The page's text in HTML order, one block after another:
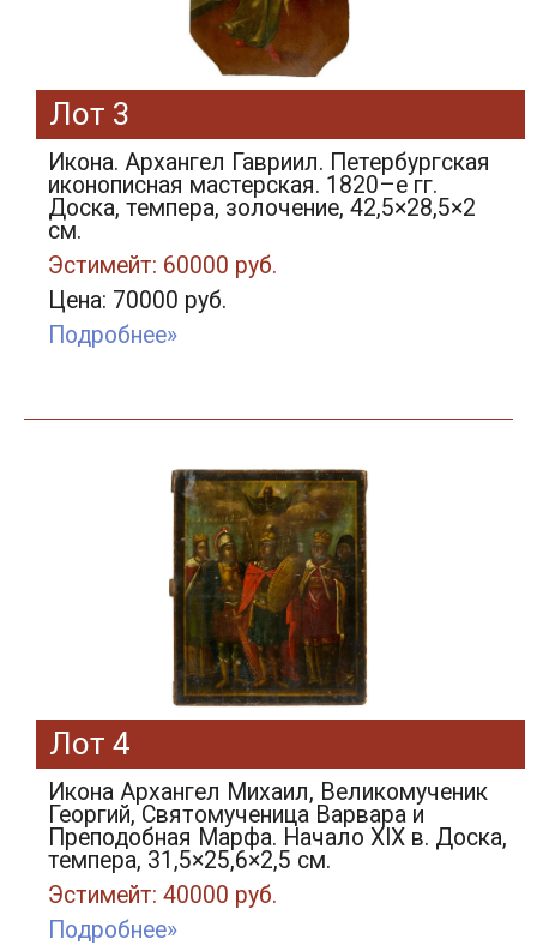
Лот 3
Икона. Архангел Гавриил. Петербургская
иконописная мастерская. 1820–е гг.
Доска, темпера, золочение, 42,5×28,5×2
см.
Эстимейт: 60000 руб.
Цена: 70000 руб.
Подробнее»
Лот 4
Икона Архангел Михаил, Великомученик
Георгий, Святомученица Варвара и
Преподобная Марфа. Начало XIX в. Доска,
темпера, 31,5×25,6×2,5 см.
Эстимейт: 40000 руб.
Подробнее»